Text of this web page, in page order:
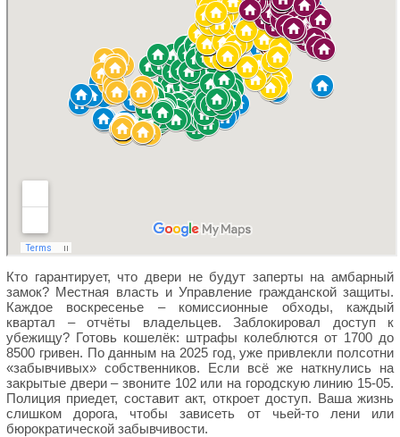
Кто гарантирует, что двери не будут заперты на амбарный
замок? Местная власть и Управление гражданской защиты.
Каждое воскресенье – комиссионные обходы, каждый
квартал – отчёты владельцев. Заблокировал доступ к
убежищу? Готовь кошелёк: штрафы колеблются от 1700 до
8500 гривен. По данным на 2025 год, уже привлекли полсотни
«забывчивых» собственников. Если всё же наткнулись на
закрытые двери – звоните 102 или на городскую линию 15-05.
Полиция приедет, составит акт, откроет доступ. Ваша жизнь
слишком дорога, чтобы зависеть от чьей-то лени или
бюрократической забывчивости.